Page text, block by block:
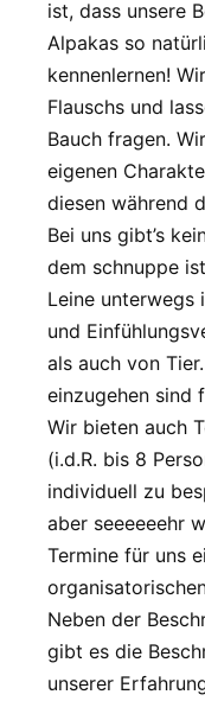
ist, dass unsere
Alpakas so
kennenlernen!
Flauschs und
Bauch fragen.
eigenen
diesen während
Bei uns gibt’s
dem schnuppe
Leine
und
als auch von
einzugehen sind
Wir bieten auch
(i.d.R. bis 8
individuell zu
aber seeeeeehr
Termine für uns
Neben der
gibt es die
unserer